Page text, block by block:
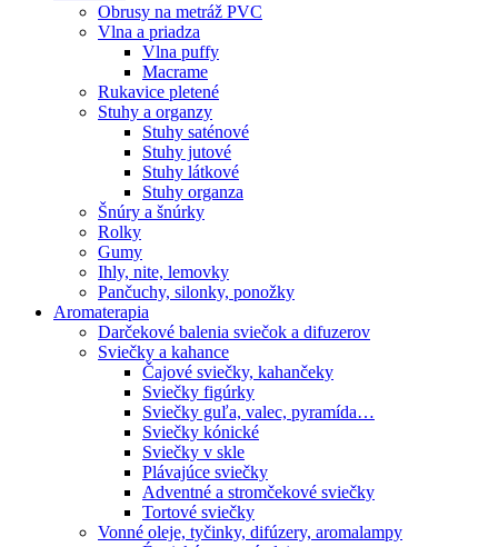
Obrusy na metráž PVC
Vlna a priadza
Vlna puffy
Macrame
Rukavice pletené
Stuhy a organzy
Stuhy saténové
Stuhy jutové
Stuhy látkové
Stuhy organza
Šnúry a šnúrky
Rolky
Gumy
Ihly, nite, lemovky
Pančuchy, silonky, ponožky
Aromaterapia
Darčekové balenia sviečok a difuzerov
Sviečky a kahance
Čajové sviečky, kahančeky
Sviečky figúrky
Sviečky guľa, valec, pyramída…
Sviečky kónické
Sviečky v skle
Plávajúce sviečky
Adventné a stromčekové sviečky
Tortové sviečky
Vonné oleje, tyčinky, difúzery, aromalampy